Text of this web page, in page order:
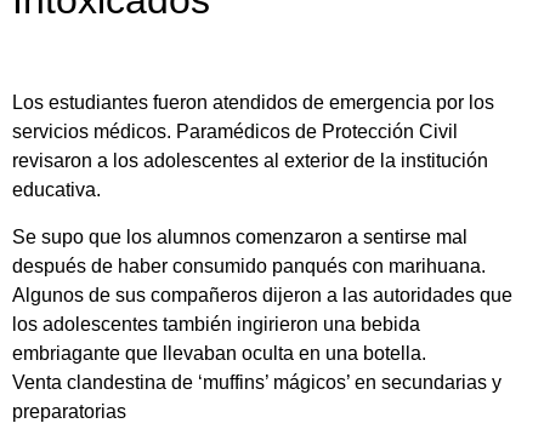
Los estudiantes fueron atendidos de emergencia por los
servicios médicos. Paramédicos de Protección Civil
revisaron a los adolescentes al exterior de la institución
educativa.
Se supo que los alumnos comenzaron a sentirse mal
después de haber consumido panqués con marihuana.
Algunos de sus compañeros dijeron a las autoridades que
los adolescentes también ingirieron una bebida
embriagante que llevaban oculta en una botella.
Venta clandestina de ‘muffins’ mágicos’ en secundarias y
preparatorias